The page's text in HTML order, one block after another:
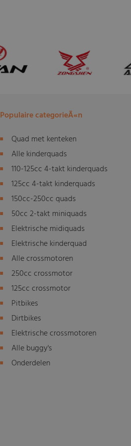
Populaire categorieÃ«n
Quad met kenteken
Alle kinderquads
110-125cc 4-takt kinderquads
125cc 4-takt kinderquads
150cc-250cc quads
50cc 2-takt miniquads
Elektrische midiquads
Elektrische kinderquad
Alle crossmotoren
250cc crossmotor
125cc crossmotor
Pitbikes
Dirtbikes
Elektrische crossmotoren
Alle buggy's
Onderdelen